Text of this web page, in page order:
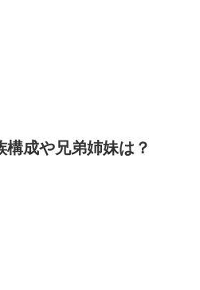
構成や兄弟姉妹は？